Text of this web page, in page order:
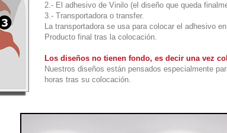
2.- El adhesivo de Vinilo (el diseño que queda
3.- Transportadora o transfer.
La transportadora se usa para colocar el adhesivo
Producto final tras la colocación.
Los diseños no tienen fondo, es decir una vez
Nuestros diseños están pensados especialmente
horas tras su colocación.